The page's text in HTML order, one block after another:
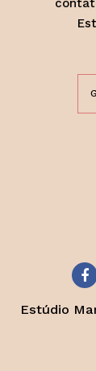
Estúdio